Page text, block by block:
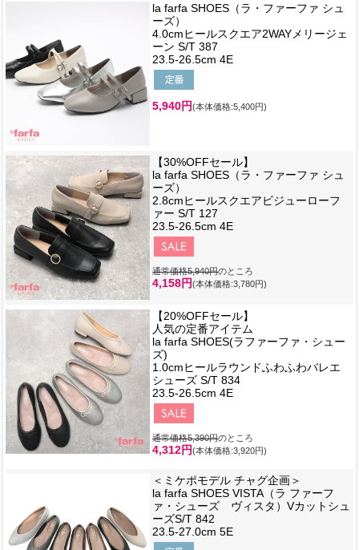
la farfa SHOES（ラ・ファーファ シュ
ーズ）
4.0cmヒールスクエア2WAYメリージェ
ーン S/T 387
23.5-26.5cm 4E
5,940円(本体価格:5,400円)
【30%OFFセール】
la farfa SHOES（ラ・ファーファ シュ
ーズ）
2.8cmヒールスクエアビジューローフ
ァー S/T 127
23.5-26.5cm 4E
通常価格5,940円のところ
4,158円(本体価格:3,780円)
【20%OFFセール】
人気の定番アイテム
la farfa SHOES(ラファーファ・シュー
ズ)
1.0cmヒールラウンドふわふわバレエ
シューズ S/T 834
23.5-26.5cm 4E
通常価格5,390円のところ
4,312円(本体価格:3,920円)
＜ミケポモデル チャグ企画＞
la farfa SHOES VISTA（ラ ファーフ
ァ・シューズ ヴィスタ）Vカットシュ
ーズS/T 842
23.5-27.0cm 5E